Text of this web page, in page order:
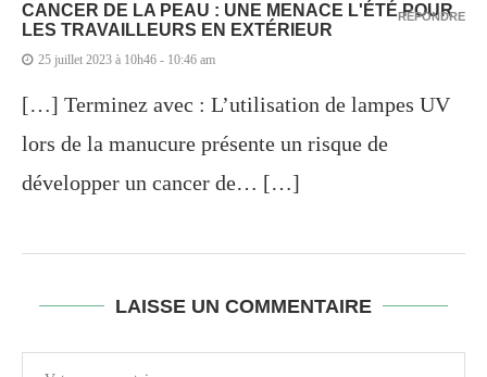
CANCER DE LA PEAU : UNE MENACE L'ÉTÉ POUR
LES TRAVAILLEURS EN EXTÉRIEUR
25 juillet 2023 à 10h46 - 10:46 am
[…] Terminez avec : L’utilisation de lampes UV
lors de la manucure présente un risque de
développer un cancer de… […]
RÉPONDRE
LAISSE UN COMMENTAIRE